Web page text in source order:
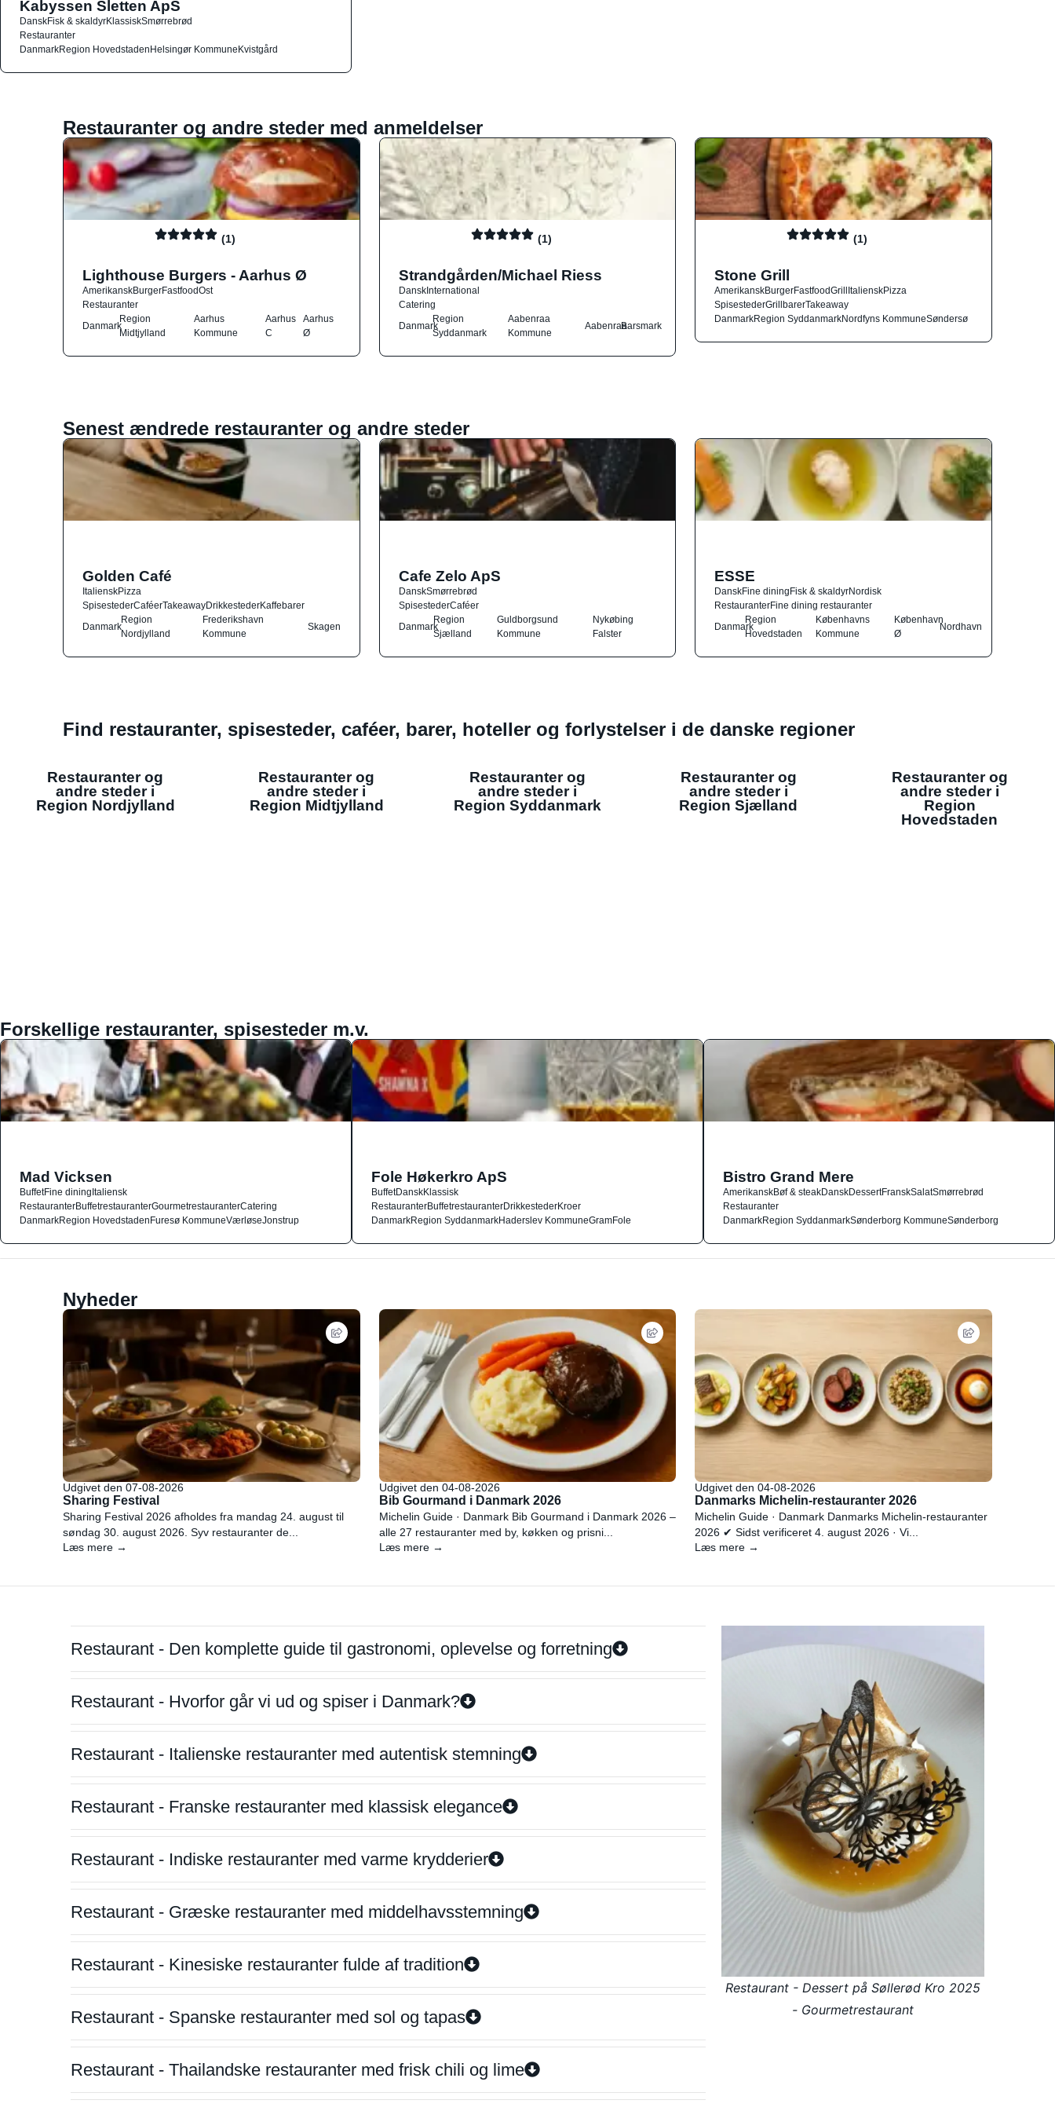
Kabyssen Sletten ApS
DanskFisk & skaldyrKlassiskSmørrebrød
Restauranter
DanmarkRegion HovedstadenHelsingør KommuneKvistgård
Restauranter og andre steder med anmeldelser
(1)
Lighthouse Burgers - Aarhus Ø
AmerikanskBurgerFastfoodOst
Restauranter
Danmark
Region
Midtjylland
Aarhus
Kommune
Aarhus
C
Aarhus
Ø
(1)
Strandgården/Michael Riess
DanskInternational
Catering
Danmark
Region
Syddanmark
Aabenraa
Kommune
AabenraaBarsmark
(1)
Stone Grill
AmerikanskBurgerFastfoodGrillItalienskPizza
SpisestederGrillbarerTakeaway
DanmarkRegion SyddanmarkNordfyns KommuneSøndersø
Senest ændrede restauranter og andre steder
Golden Café
ItalienskPizza
SpisestederCaféerTakeawayDrikkestederKaffebarer
Danmark
Region
Nordjylland
Frederikshavn
Kommune
Skagen
Cafe Zelo ApS
DanskSmørrebrød
SpisestederCaféer
Danmark
Region
Sjælland
Guldborgsund
Kommune
Nykøbing
Falster
ESSE
DanskFine diningFisk & skaldyrNordisk
RestauranterFine dining restauranter
Danmark
Region
Hovedstaden
Københavns
Kommune
København
Ø
Nordhavn
Find restauranter, spisesteder, caféer, barer, hoteller og forlystelser i de danske regioner
Restauranter og
andre steder i
Region Nordjylland
Restauranter og
andre steder i
Region Midtjylland
Restauranter og
andre steder i
Region Syddanmark
Restauranter og
andre steder i
Region Sjælland
Restauranter og
andre steder i
Region
Hovedstaden
Forskellige restauranter, spisesteder m.v.
Mad Vicksen
BuffetFine diningItaliensk
RestauranterBuffetrestauranterGourmetrestauranterCatering
DanmarkRegion HovedstadenFuresø KommuneVærløseJonstrup
Fole Høkerkro ApS
BuffetDanskKlassisk
RestauranterBuffetrestauranterDrikkestederKroer
DanmarkRegion SyddanmarkHaderslev KommuneGramFole
Bistro Grand Mere
AmerikanskBøf & steakDanskDessertFranskSalatSmørrebrød
Restauranter
DanmarkRegion SyddanmarkSønderborg KommuneSønderborg
Nyheder
Udgivet den 07-08-2026
Sharing Festival
Sharing Festival 2026 afholdes fra mandag 24. august til
søndag 30. august 2026. Syv restauranter de...
Læs mere →
Udgivet den 04-08-2026
Bib Gourmand i Danmark 2026
Michelin Guide · Danmark Bib Gourmand i Danmark 2026 –
alle 27 restauranter med by, køkken og prisni...
Læs mere →
Udgivet den 04-08-2026
Danmarks Michelin-restauranter 2026
Michelin Guide · Danmark Danmarks Michelin-restauranter
2026 ✔ Sidst verificeret 4. august 2026 · Vi...
Læs mere →
Restaurant - Den komplette guide til gastronomi, oplevelse og forretning
Restaurant - Hvorfor går vi ud og spiser i Danmark?
Restaurant - Italienske restauranter med autentisk stemning
Restaurant - Franske restauranter med klassisk elegance
Restaurant - Indiske restauranter med varme krydderier
Restaurant - Græske restauranter med middelhavsstemning
Restaurant - Kinesiske restauranter fulde af tradition
Restaurant - Spanske restauranter med sol og tapas
Restaurant - Thailandske restauranter med frisk chili og lime
Restaurant - Dessert på Søllerød Kro 2025
- Gourmetrestaurant